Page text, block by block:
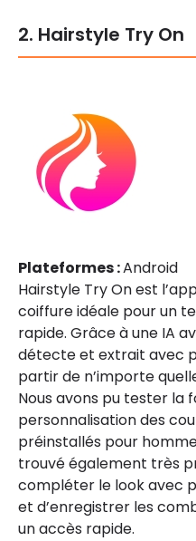
2. Hairstyle Try On
Plateformes :Android
Hairstyle Try On est
coiffure idéale pour un
rapide. Grâce à une IA
détecte et extrait avec
partir de n’importe
Nous avons pu tester la
personnalisation des
préinstallés pour
trouvé également très
compléter le look avec
et d’enregistrer les
un accès rapide.